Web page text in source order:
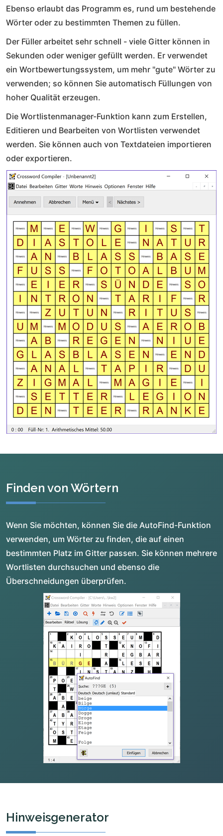
Ebenso erlaubt das Programm es, rund um bestehende
Wörter oder zu bestimmten Themen zu füllen.
Der Füller arbeitet sehr schnell - viele Gitter können in
Sekunden oder weniger gefüllt werden. Er verwendet
ein Wortbewertungssystem, um mehr "gute" Wörter zu
verwenden; so können Sie automatisch Füllungen von
hoher Qualität erzeugen.
Die Wortlistenmanager-Funktion kann zum Erstellen,
Editieren und Bearbeiten von Wortlisten verwendet
werden. Sie können auch von Textdateien importieren
oder exportieren.
Finden von Wörtern
Wenn Sie möchten, können Sie die AutoFind-Funktion
verwenden, um Wörter zu finden, die auf einen
bestimmten Platz im Gitter passen. Sie können mehrere
Wortlisten durchsuchen und ebenso die
Überschneidungen überprüfen.
Hinweisgenerator